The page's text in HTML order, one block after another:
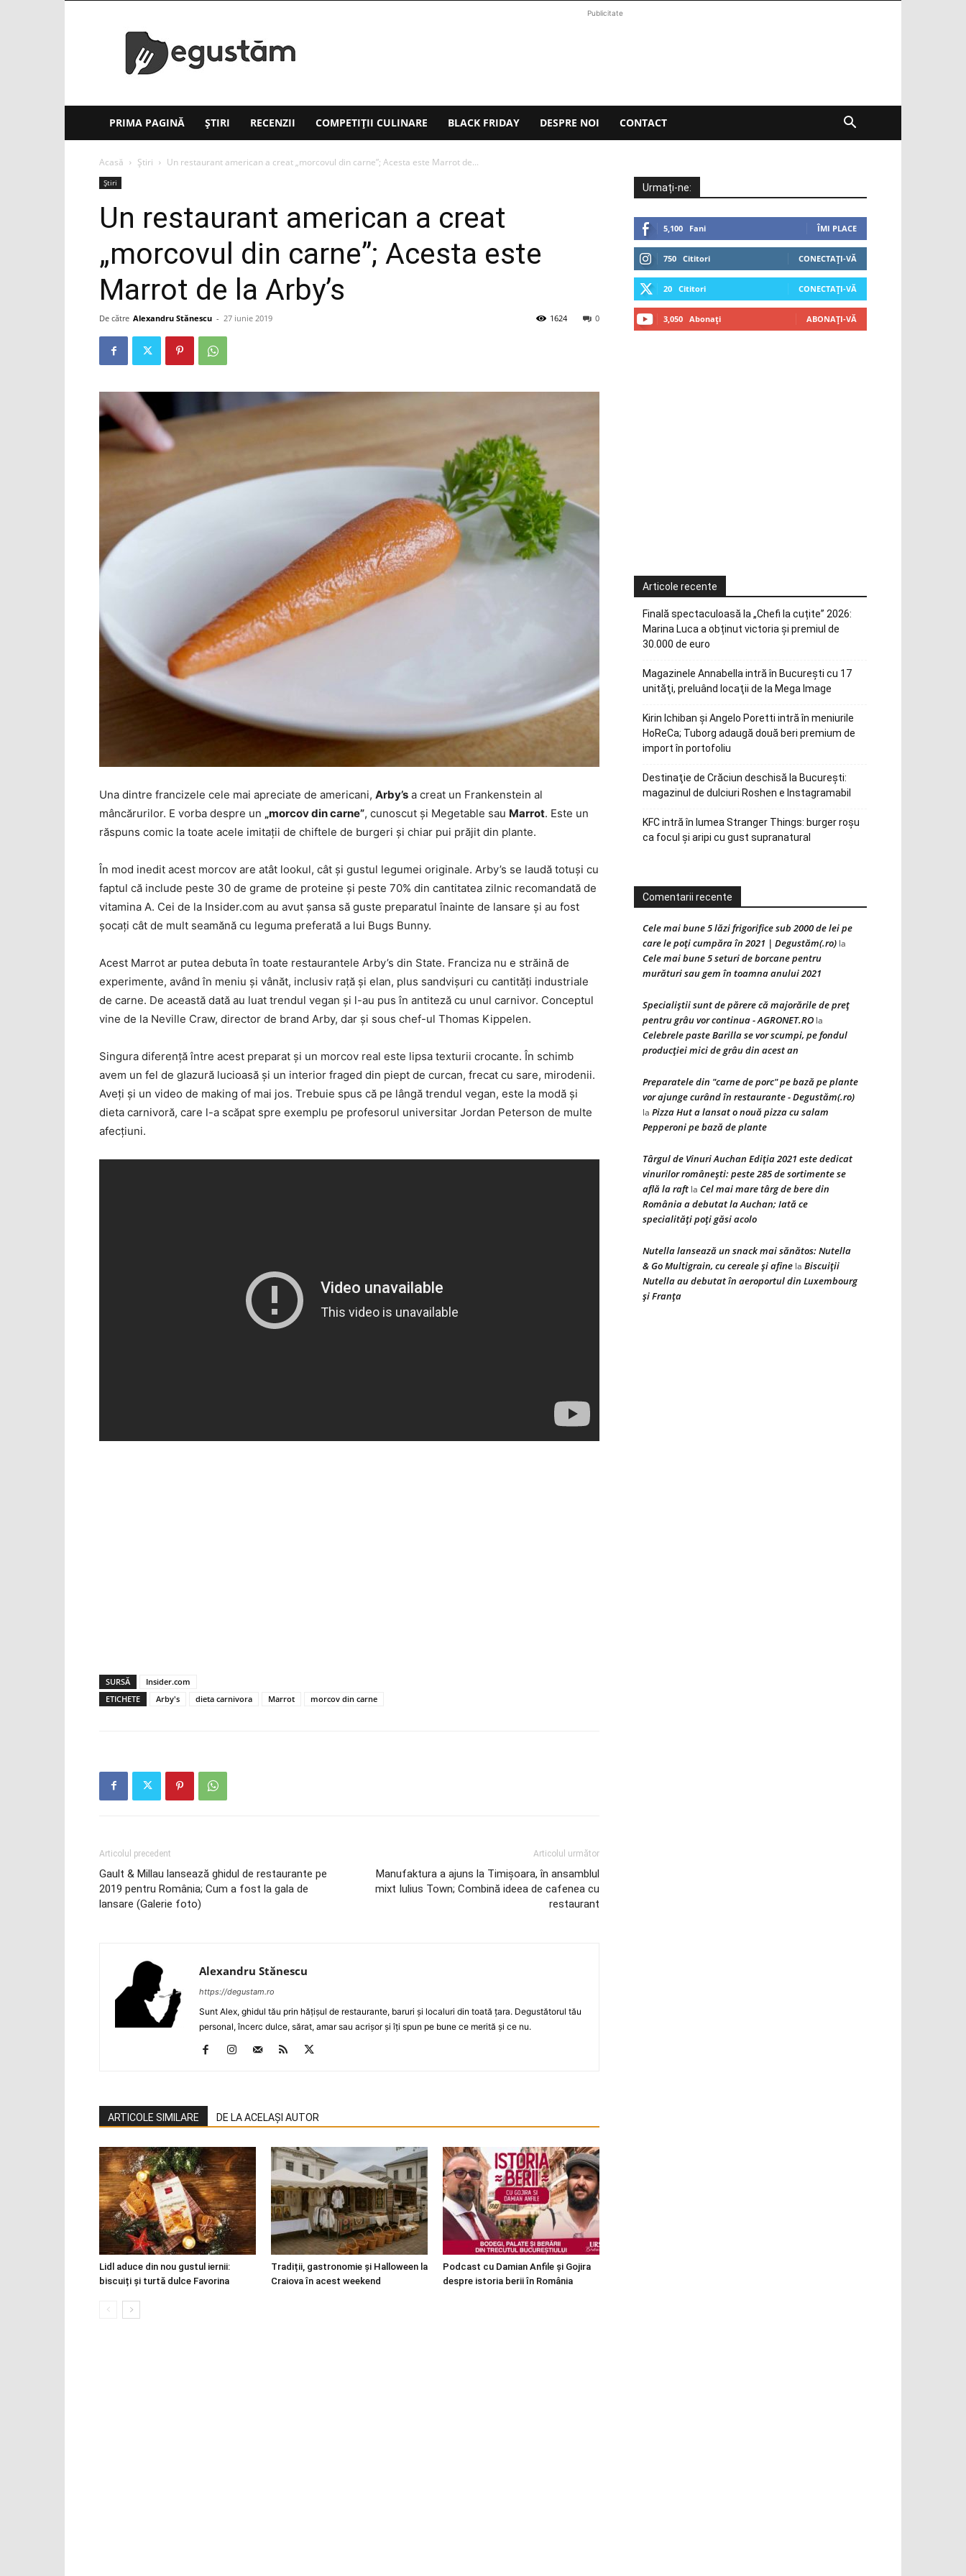
Degustăm(.ro)
Publicitate
PRIMA PAGINĂ ȘTIRI RECENZII COMPETIȚII CULINARE BLACK FRIDAY DESPRE NOI CONTACT
Acasă Știri Un restaurant american a creat „morcovul din carne”; Acesta este Marrot de...
Știri
Un restaurant american a creat
„morcovul din carne”; Acesta este
Marrot de la Arby’s
De către Alexandru Stănescu - 27 iunie 2019 0
1624
Una dintre francizele cele mai apreciate de americani, Arby’s a creat un Frankenstein al
mâncărurilor. E vorba despre un „morcov din carne”, cunoscut şi Megetable sau Marrot. Este un
răspuns comic la toate acele imitaţii de chiftele de burgeri şi chiar pui prăjit din plante.
În mod inedit acest morcov are atât lookul, cât şi gustul legumei originale. Arby’s se laudă totuşi cu
faptul că include peste 30 de grame de proteine şi peste 70% din cantitatea zilnic recomandată de
vitamina A. Cei de la Insider.com au avut şansa să guste preparatul înainte de lansare şi au fost
şocaţi cât de mult seamănă cu leguma preferată a lui Bugs Bunny.
Acest Marrot ar putea debuta în toate restaurantele Arby’s din State. Franciza nu e străină de
experimente, având în meniu şi vânăt, inclusiv raţă şi elan, plus sandvişuri cu cantităţi industriale
de carne. De această dată au luat trendul vegan şi l-au pus în antiteză cu unul carnivor. Conceptul
vine de la Neville Craw, director de brand Arby, dar şi sous chef-ul Thomas Kippelen.
Singura diferenţă între acest preparat şi un morcov real este lipsa texturii crocante. În schimb
avem un fel de glazură lucioasă şi un interior fraged din piept de curcan, frecat cu sare, mirodenii.
Aveţi şi un video de making of mai jos. Trebuie spus că pe lângă trendul vegan, este la modă şi
dieta carnivoră, care l-a scăpat spre exemplu pe profesorul universitar Jordan Peterson de multe
afecţiuni.
SURSĂ
Insider.com
ETICHETE
Arby's dieta carnivora Marrot morcov din carne
Articolul precedent
Gault & Millau lansează ghidul de restaurante pe
2019 pentru România; Cum a fost la gala de
lansare (Galerie foto)
Articolul următor
Manufaktura a ajuns la Timişoara, în ansamblul
mixt Iulius Town; Combină ideea de cafenea cu
restaurant
Alexandru Stănescu
https://degustam.ro
Sunt Alex, ghidul tău prin hăţişul de restaurante, baruri şi localuri din toată ţara. Degustătorul tău
personal, încerc dulce, sărat, amar sau acrişor şi îţi spun pe bune ce merită şi ce nu.
ARTICOLE SIMILARE DE LA ACELAȘI AUTOR
Lidl aduce din nou gustul iernii:
biscuiți și turtă dulce Favorina
Tradiții, gastronomie și Halloween la
Craiova în acest weekend
Podcast cu Damian Anfile și Gojira
despre istoria berii în România
Urmați-ne:
5,100 Fani ÎMI PLACE
750 Cititori CONECTAȚI-VĂ
20 Cititori CONECTAȚI-VĂ
3,050 Abonați ABONAȚI-VĂ
Articole recente
Finală spectaculoasă la „Chefi la cuțite” 2026:
Marina Luca a obținut victoria și premiul de
30.000 de euro
Magazinele Annabella intră în Bucureşti cu 17
unităţi, preluând locaţii de la Mega Image
Kirin Ichiban și Angelo Poretti intră în meniurile
HoReCa; Tuborg adaugă două beri premium de
import în portofoliu
Destinaţie de Crăciun deschisă la Bucureşti:
magazinul de dulciuri Roshen e Instagramabil
KFC intră în lumea Stranger Things: burger roșu
ca focul și aripi cu gust supranatural
Comentarii recente
Cele mai bune 5 lăzi frigorifice sub 2000 de lei pe
care le poți cumpăra în 2021 | Degustăm(.ro) la
Cele mai bune 5 seturi de borcane pentru
murături sau gem în toamna anului 2021
Specialiștii sunt de părere că majorările de preț
pentru grâu vor continua - AGRONET.RO la
Celebrele paste Barilla se vor scumpi, pe fondul
producției mici de grâu din acest an
Preparatele din "carne de porc" pe bază pe plante
vor ajunge curând în restaurante - Degustăm(.ro)
la Pizza Hut a lansat o nouă pizza cu salam
Pepperoni pe bază de plante
Târgul de Vinuri Auchan Ediţia 2021 este dedicat
vinurilor româneşti: peste 285 de sortimente se
află la raft la Cel mai mare târg de bere din
România a debutat la Auchan; Iată ce
specialităţi poţi găsi acolo
Nutella lansează un snack mai sănătos: Nutella
& Go Multigrain, cu cereale şi afine la Biscuiţii
Nutella au debutat în aeroportul din Luxembourg
şi Franţa